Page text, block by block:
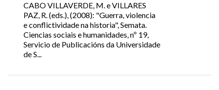
CABO VILLAVERDE, M. e VILLARES
PAZ, R. (eds.), (2008): "Guerra, violencia
e conflictividade na historia", Semata.
Ciencias sociais e humanidades, nº 19,
Servicio de Publicacións da Universidade
de S...